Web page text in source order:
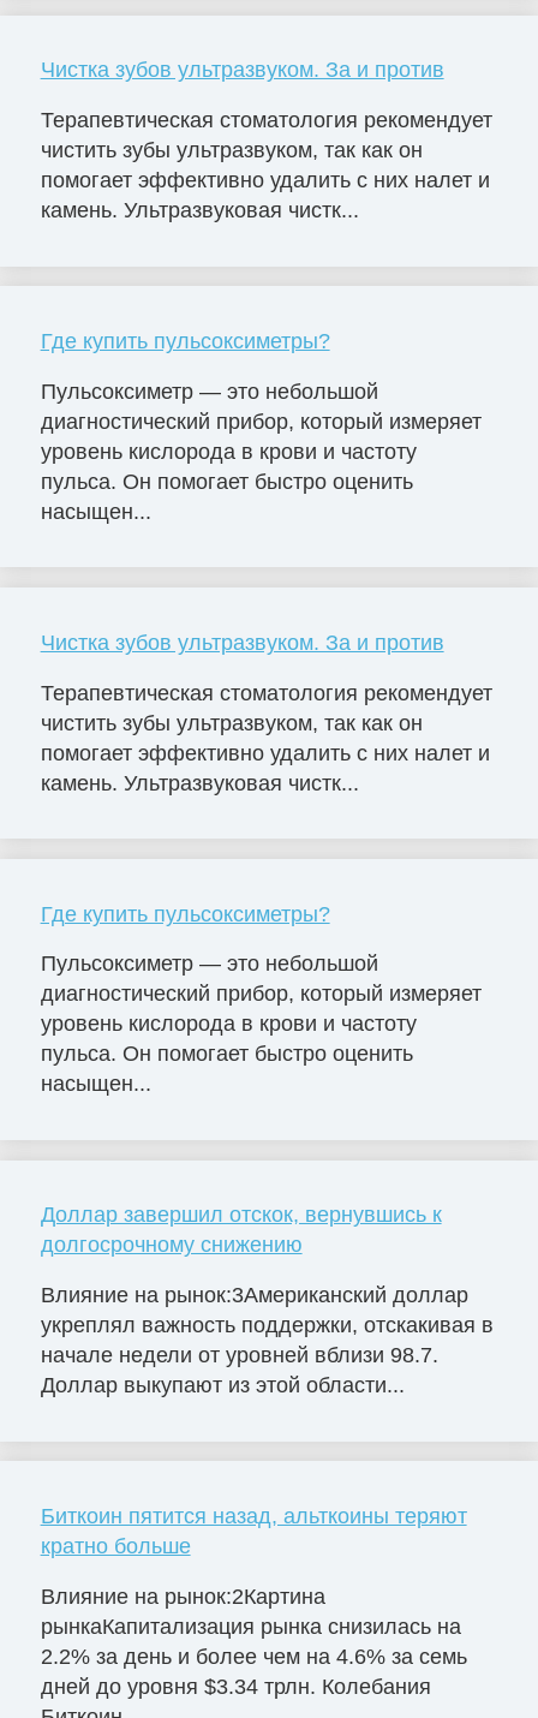
Чистка зубов ультразвуком. За и против
Терапевтическая стоматология рекомендует
чистить зубы ультразвуком, так как он
помогает эффективно удалить с них налет и
камень. Ультразвуковая чистк...
Где купить пульсоксиметры?
Пульсоксиметр — это небольшой
диагностический прибор, который измеряет
уровень кислорода в крови и частоту
пульса. Он помогает быстро оценить
насыщен...
Чистка зубов ультразвуком. За и против
Терапевтическая стоматология рекомендует
чистить зубы ультразвуком, так как он
помогает эффективно удалить с них налет и
камень. Ультразвуковая чистк...
Где купить пульсоксиметры?
Пульсоксиметр — это небольшой
диагностический прибор, который измеряет
уровень кислорода в крови и частоту
пульса. Он помогает быстро оценить
насыщен...
Доллар завершил отскок, вернувшись к
долгосрочному снижению
Влияние на рынок:3Американский доллар
укреплял важность поддержки, отскакивая в
начале недели от уровней вблизи 98.7.
Доллар выкупают из этой области...
Биткоин пятится назад, альткоины теряют
кратно больше
Влияние на рынок:2Картина
рынкаКапитализация рынка снизилась на
2.2% за день и более чем на 4.6% за семь
дней до уровня $3.34 трлн. Колебания